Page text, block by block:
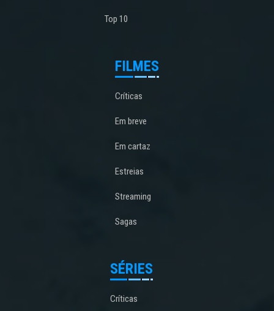
Top 10
FILMES
Críticas
Em breve
Em cartaz
Estreias
Streaming
Sagas
SÉRIES
Críticas